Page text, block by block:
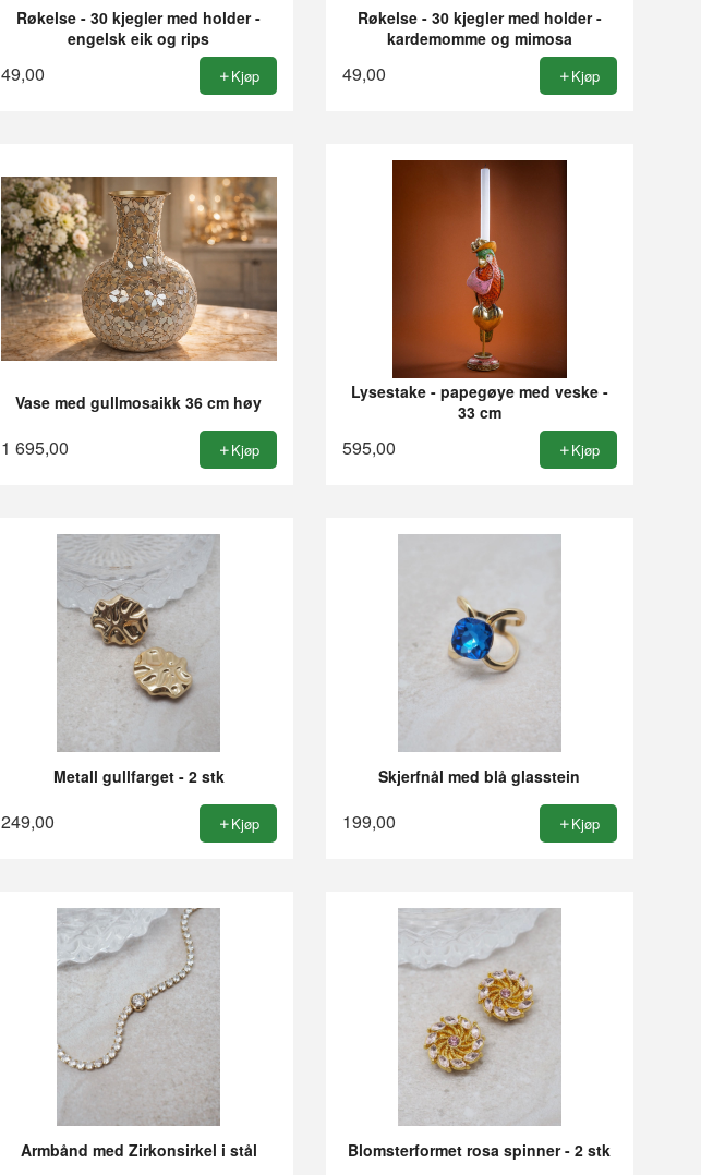
Røkelse - 30 kjegler med holder -
engelsk eik og rips
49,00 Kjøp
Røkelse - 30 kjegler med holder -
kardemomme og mimosa
49,00 Kjøp
Vase med gullmosaikk 36 cm høy
1 695,00 Kjøp
Lysestake - papegøye med veske -
33 cm
595,00 Kjøp
Metall gullfarget - 2 stk
249,00 Kjøp
Skjerfnål med blå glasstein
199,00 Kjøp
Armbånd med Zirkonsirkel i stål Blomsterformet rosa spinner - 2 stk